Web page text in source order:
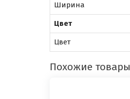
Ширина
Цвет
Цвет
Похожие товары